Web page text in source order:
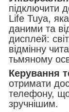
підключити
Life Tuya,
даними та
дисплей:
відмінну
тьмяному
Керування
отримати
телефону,
зручнішим.